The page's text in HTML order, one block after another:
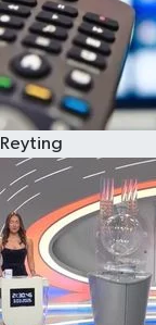
Reyting